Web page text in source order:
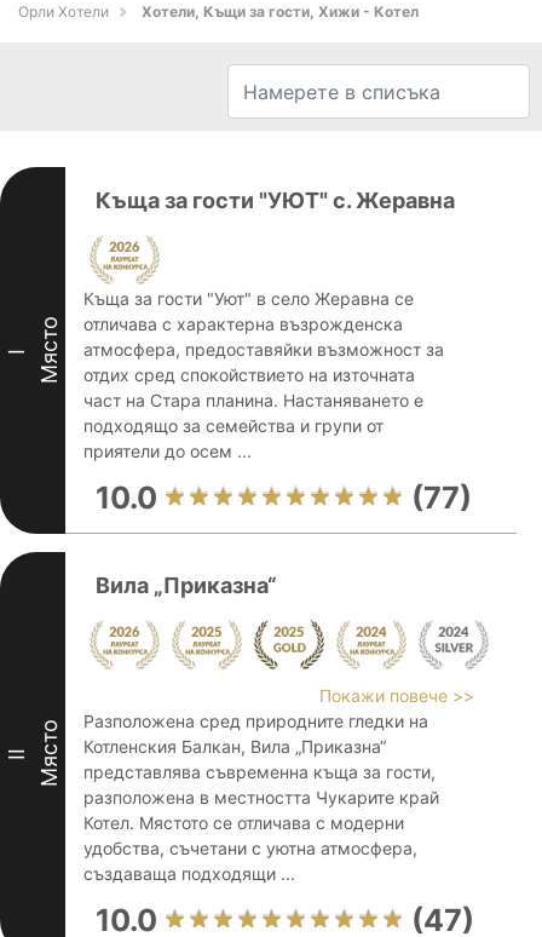
Орли Хотели Хотели, Къщи за гости, Хижи - Котел
I Място
Къща за гости "УЮТ" с. Жеравна
Къща за гости "Уют" в село Жеравна се
отличава с характерна възрожденска
атмосфера, предоставяйки възможност за
отдих сред спокойствието на източната
част на Стара планина. Настаняването е
подходящо за семейства и групи от
приятели до осем ...
10.0 (77)
II Място
Вила „Приказна“
Покажи повече >>
Разположена сред природните гледки на
Котленския Балкан, Вила „Приказна“
представлява съвременна къща за гости,
разположена в местността Чукарите край
Котел. Мястото се отличава с модерни
удобства, съчетани с уютна атмосфера,
създаваща подходящи ...
10.0 (47)